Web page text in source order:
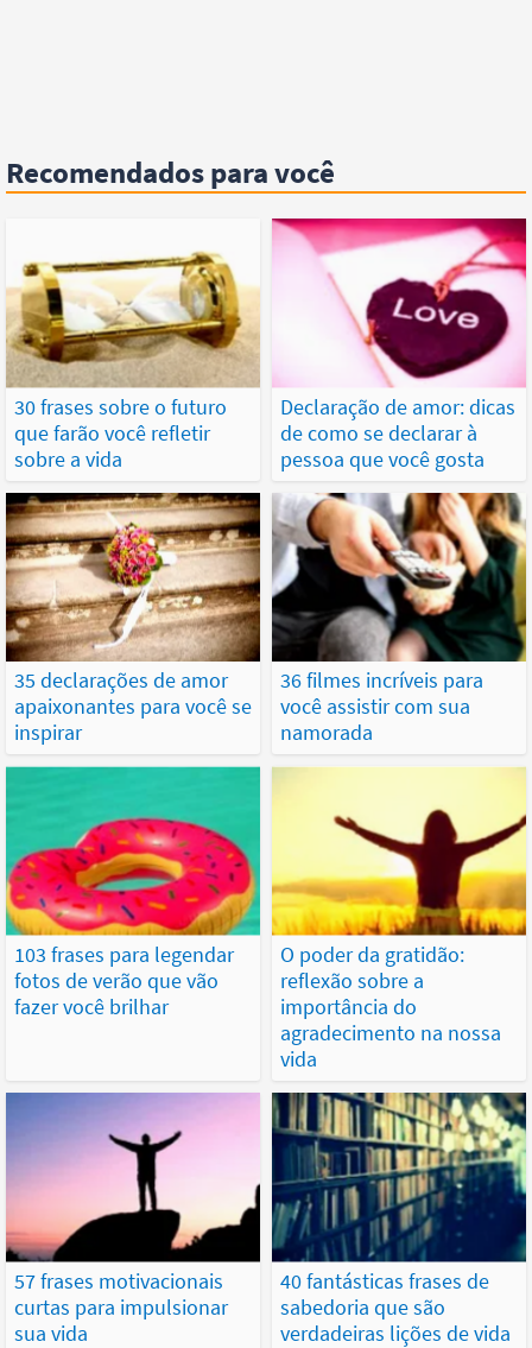
Recomendados para você
30 frases sobre o futuro
que farão você refletir
sobre a vida
Declaração de amor: dicas
de como se declarar à
pessoa que você gosta
35 declarações de amor
apaixonantes para você se
inspirar
36 filmes incríveis para
você assistir com sua
namorada
103 frases para legendar
fotos de verão que vão
fazer você brilhar
O poder da gratidão:
reflexão sobre a
importância do
agradecimento na nossa
vida
57 frases motivacionais
curtas para impulsionar
sua vida
40 fantásticas frases de
sabedoria que são
verdadeiras lições de vida